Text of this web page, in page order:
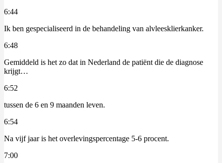
6:44
Ik ben gespecialiseerd in de behandeling van alvleesklierkanker.
6:48
Gemiddeld is het zo dat in Nederland de patiënt die de diagnose
krijgt…
6:52
tussen de 6 en 9 maanden leven.
6:54
Na vijf jaar is het overlevingspercentage 5-6 procent.
7:00